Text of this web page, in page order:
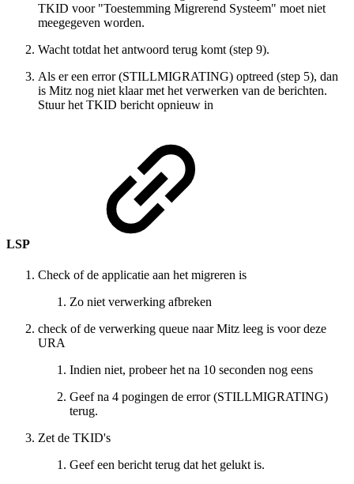
TKID voor "Toestemming Migrerend Systeem" moet niet
meegegeven worden.
Wacht totdat het antwoord terug komt (step 9).
Als er een error (STILLMIGRATING) optreed (step 5), dan
is Mitz nog niet klaar met het verwerken van de berichten.
Stuur het TKID bericht opnieuw in
LSP
Check of de applicatie aan het migreren is
Zo niet verwerking afbreken
check of de verwerking queue naar Mitz leeg is voor deze
URA
Indien niet, probeer het na 10 seconden nog eens
Geef na 4 pogingen de error (STILLMIGRATING)
terug.
Zet de TKID's
Geef een bericht terug dat het gelukt is.